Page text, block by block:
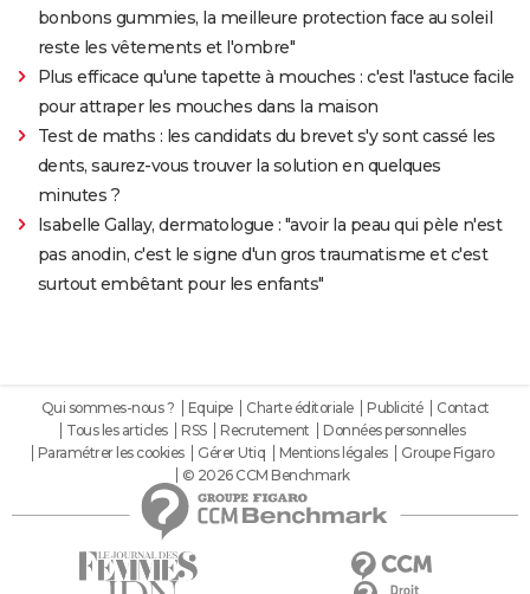
bonbons gummies, la meilleure protection face au soleil
reste les vêtements et l'ombre"
Plus efficace qu'une tapette à mouches : c'est l'astuce facile
pour attraper les mouches dans la maison
Test de maths : les candidats du brevet s'y sont cassé les
dents, saurez-vous trouver la solution en quelques
minutes ?
Isabelle Gallay, dermatologue : "avoir la peau qui pèle n'est
pas anodin, c'est le signe d'un gros traumatisme et c'est
surtout embêtant pour les enfants"
Qui sommes-nous ? Equipe Charte éditoriale Publicité
Contact
Tous les articles
RSS Recrutement
Données personnelles
Paramétrer les cookies
Gérer Utiq Mentions légales
Groupe Figaro
© 2026 CCM Benchmark